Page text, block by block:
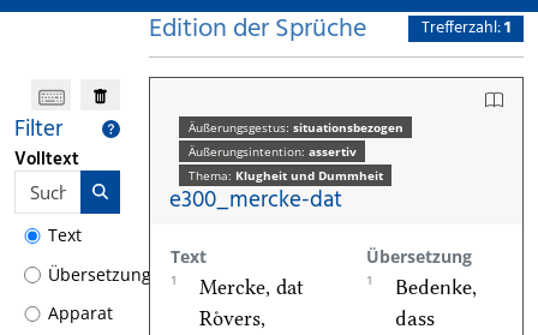
Filter
Volltext
Text
Übersetzung
Apparat
Edition der Sprüche Trefferzahl:1
Äußerungsgestus: situationsbezogen
Äußerungsintention: assertiv
Thema: Klugheit und Dummheit
e300_mercke-dat
Text Übersetzung
1
Mercke, dat
Roͤvers,
1
Bedenke,
dass